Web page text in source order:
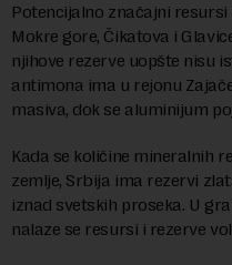
Potencijalno značajni
Mokre gore, Čikatova i
njihove rezerve uopšte nisu
antimona ima u rejonu
masiva, dok se aluminijum
Kada se količine mineralnih
zemlje, Srbija ima rezervi
iznad svetskih proseka. U
nalaze se resursi i rezerve